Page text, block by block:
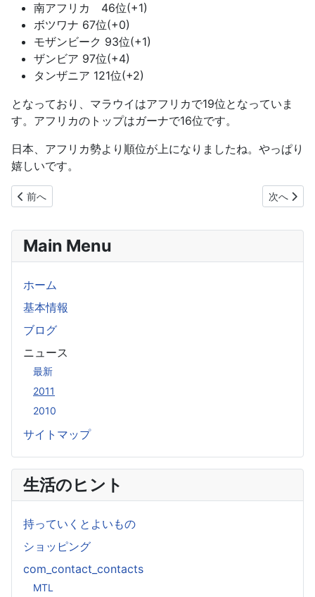
Main Menu
ホーム
基本情報
ブログ
ニュース
最新
2011
2010
サイトマップ
生活のヒント
持っていくとよいもの
ショッピング
com_contact_contacts
MTL
南アフリカ 46位(+1)
ボツワナ 67位(+0)
モザンビーク 93位(+1)
ザンビア 97位(+4)
タンザニア 121位(+2)
となっており、マラウイはアフリカで19位となっていま
す。アフリカのトップはガーナで16位です。
日本、アフリカ勢より順位が上になりましたね。やっぱり
嬉しいです。
前の記事へ: チャンセラー校、教員たちがマラウイ大統領の命令を
前へ 次の記事
次へ